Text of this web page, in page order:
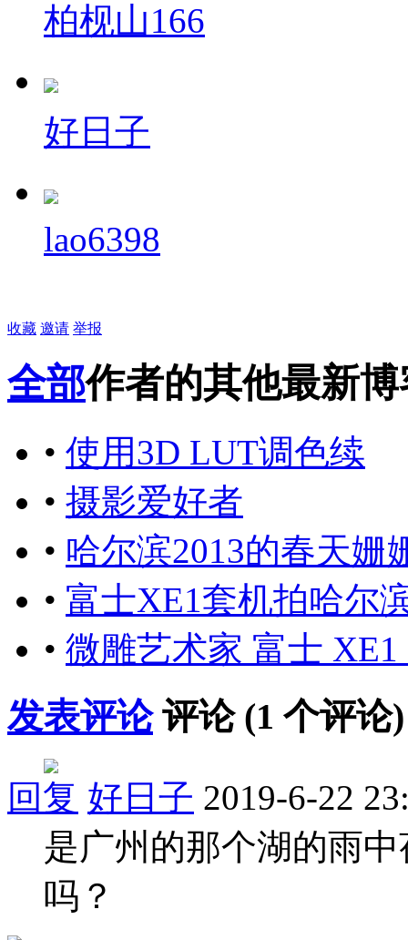
柏枧山166
好日子
lao6398
收藏 邀请 举报
全部作者的其他最新博
• 使用3D LUT调色续
• 摄影爱好者
• 哈尔滨2013的春天姗
• 富士XE1套机拍哈尔
• 微雕艺术家 富士 XE1
发表评论评论 (1 个评论)
回复 好日子 2019-6-22
是广州的那个湖的雨
吗？